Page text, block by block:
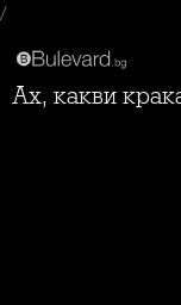
/
Ах, какви